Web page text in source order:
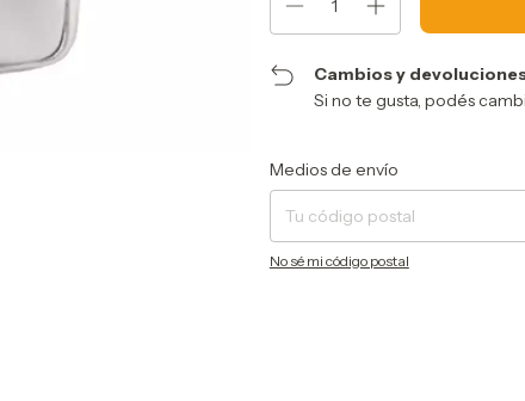
Cambios y
Si no te gusta, podés
Entregas para el CP:
Medios de envío
No sé mi código postal